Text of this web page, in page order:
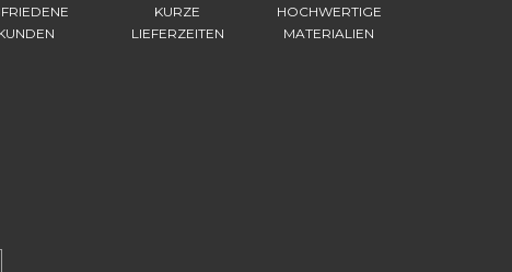
KURZE
LIEFERZEITEN
HOCHWERTIGE
MATERIALIEN